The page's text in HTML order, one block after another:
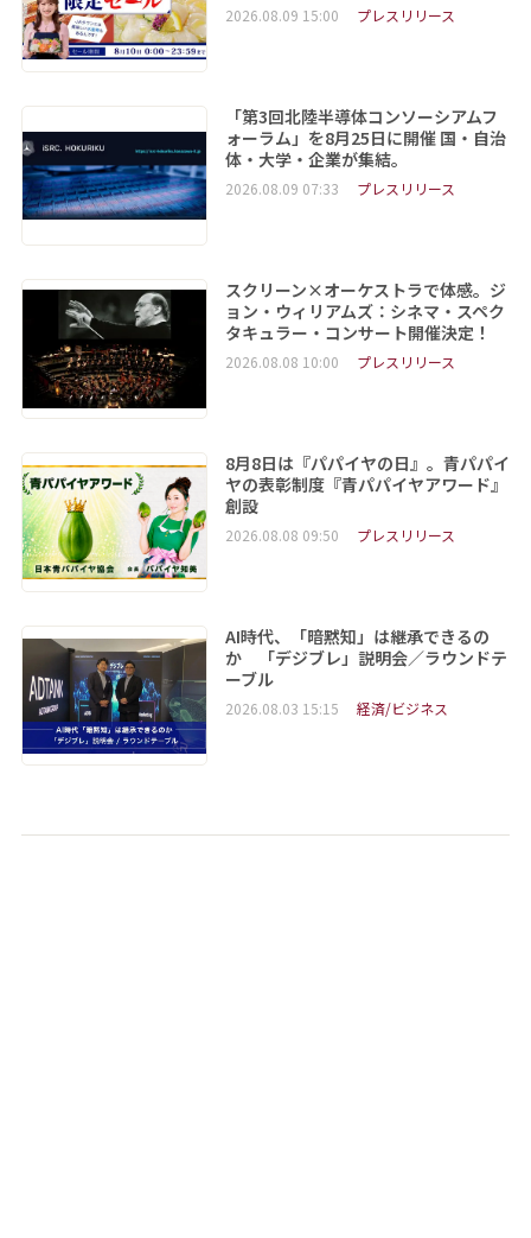
2026.08.09 15:00 プレスリリース
「第3回北陸半導体コンソーシアムフ
ォーラム」を8月25日に開催 国・自治
体・大学・企業が集結。
2026.08.09 07:33 プレスリリース
スクリーン×オーケストラで体感。ジ
ョン・ウィリアムズ：シネマ・スペク
タキュラー・コンサート開催決定！
2026.08.08 10:00 プレスリリース
8月8日は『パパイヤの日』。青パパイ
ヤの表彰制度『青パパイヤアワード』
創設
2026.08.08 09:50 プレスリリース
AI時代、「暗黙知」は継承できるの
か 「デジブレ」説明会／ラウンドテ
ーブル
2026.08.03 15:15 経済/ビジネス